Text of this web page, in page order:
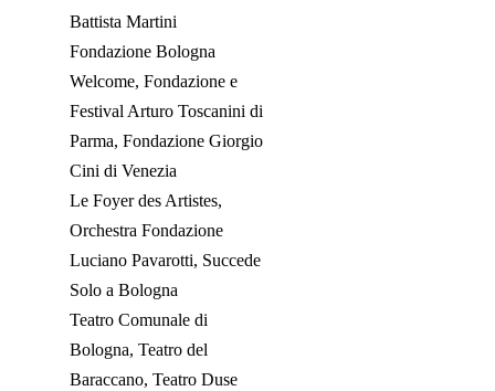
Battista Martini
Fondazione Bologna
Welcome, Fondazione e
Festival Arturo Toscanini di
Parma, Fondazione Giorgio
Cini di Venezia
Le Foyer des Artistes,
Orchestra Fondazione
Luciano Pavarotti, Succede
Solo a Bologna
Teatro Comunale di
Bologna, Teatro del
Baraccano, Teatro Duse